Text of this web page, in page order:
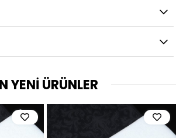
YENİ ÜRÜNLER